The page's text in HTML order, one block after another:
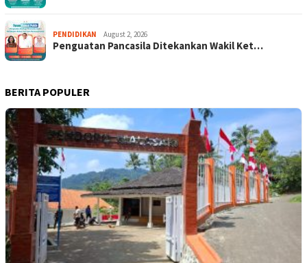
PENDIDIKAN August 2, 2026
Penguatan Pancasila Ditekankan Wakil Ket…
BERITA POPULER